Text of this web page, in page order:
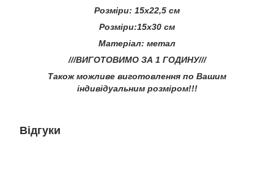
Розміри: 15х22,5 см
Розміри:15х30 см
Матеріал: метал
///ВИГОТОВИМО ЗА 1 ГОДИНУ///
Також можливе виготовлення по Вашим
індивідуальним розміром!!!
Відгуки